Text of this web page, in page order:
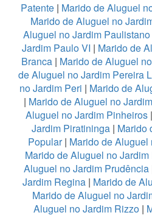
Patente | Marido de Aluguel
Marido de Aluguel no
Aluguel no Jardim Paulistano
Jardim Paulo VI | Marido de
Branca| Marido de Aluguel
de Aluguel no Jardim Pereira
no Jardim Peri | Marido de
| Marido de Aluguel no
Aluguel no Jardim Pinheiros|
Jardim Piratininga| Marido
Popular| Marido de
Marido de Aluguel no
Aluguel no Jardim Prudência
Jardim Regina | Marido de
Marido de Aluguel no
Aluguel no Jardim Rizzo |